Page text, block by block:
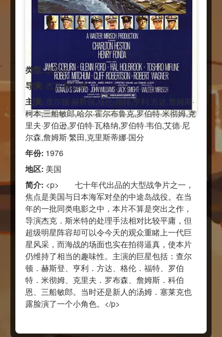
类型:战争片
导演: 杰克·斯迈特
主演: 查尔顿·赫斯顿,格伦·福特,亨利·方达,詹姆斯·
柯本,三船敏郎,哈尔·霍尔布鲁克,罗伯特·米彻姆,克
里夫·罗伯逊,罗伯特·瓦格纳,罗伯特·韦伯,艾德·尼
尔森,詹姆斯·繁田,克里斯蒂娜·国分
年份: 1976
地区: 美国
简介: <p> 七十年代出品的大型战争片之一，
焦点是美国与日本海军对垒的中途岛战役。在当
年的一批同类电影之中，本片不算是突出之作，
导演杰克．斯米特的处理手法相对比较平庸，但
超级明星阵容却可以令今天的观众重睹上一代巨
星风采，而海战的场面也实在拍得逼真，使本片
仍维持了相当的趣味性。主演的巨星包括：查尔
顿．赫斯登、亨利．方达、格伦．福特、罗伯
特．米彻姆、克里夫．罗布森、詹姆斯．科伯
恩、三船敏郎。当时还是新人的汤姆．塞莱克也
露脸演了一个小角色。</p>